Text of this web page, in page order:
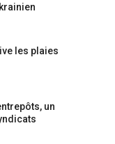
les plaies
un